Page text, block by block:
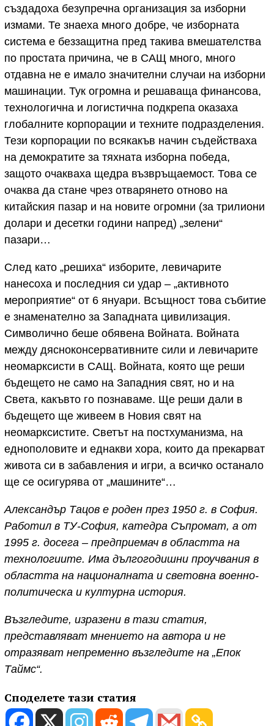
създадоха безупречна организация за изборни
измами. Те знаеха много добре, че изборната
система е беззащитна пред такива вмешателства
по простата причина, че в САЩ много, много
отдавна не е имало значителни случаи на изборни
машинации. Тук огромна и решаваща финансова,
технологична и логистична подкрепа оказаха
глобалните корпорации и техните подразделения.
Тези корпорации по всякакъв начин съдействаха
на демократите за тяхната изборна победа,
защото очакваха щедра възвръщаемост. Това се
очаква да стане чрез отварянето отново на
китайския пазар и на новите огромни (за трилиони
долари и десетки години напред) „зелени“
пазари…
След като „решиха“ изборите, левичарите
нанесоха и последния си удар – „активното
мероприятие“ от 6 януари. Всъщност това събитие
е знаменателно за Западната цивилизация.
Символично беше обявена Войната. Войната
между дясноконсервативните сили и левичарите
неомарксисти в САЩ. Войната, която ще реши
бъдещето не само на Западния свят, но и на
Света, какъвто го познаваме. Ще реши дали в
бъдещето ще живеем в Новия свят на
неомарксистите. Светът на постхуманизма, на
еднополовите и еднакви хора, които да прекарват
живота си в забавления и игри, а всичко останало
ще се осигурява от „машините“…
Александър Тацов е роден през 1950 г. в София.
Работил в ТУ-София, катедра Съпромат, а от
1995 г. досега – предприемач в областта на
технологиите. Има дългогодишни проучвания в
областта на националната и световна военно-
политическа и културна история.
Възгледите, изразени в тази статия,
представляват мнението на автора и не
отразяват непременно възгледите на „Епок
Таймс“.
Споделете тази статия